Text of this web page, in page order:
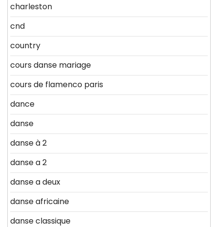
charleston
cnd
country
cours danse mariage
cours de flamenco paris
dance
danse
danse à 2
danse a 2
danse a deux
danse africaine
danse classique